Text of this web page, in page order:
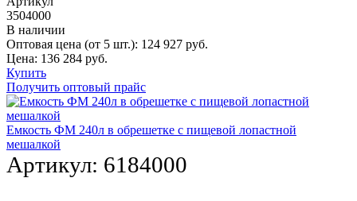
3504000
В наличии
Оптовая цена (от 5 шт.): 124 927 руб.
Цена: 136 284 руб.
Купить
Получить оптовый прайс
Емкость ФМ 240л в обрешетке с пищевой лопастной
мешалкой
Артикул: 6184000